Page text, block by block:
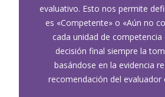
evaluativo. Esto nos permite
es «Competente» o «Aún no
cada unidad de competencia
decisión final siempre la
basándose en la evidencia
recomendación del evaluador